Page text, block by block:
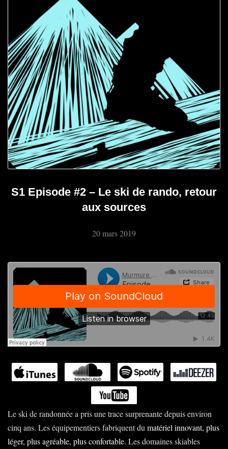
S1 Episode #2 – Le ski de rando, retour
aux sources
20 mars 2019
Le ski de randonnée a pris une trace surprenante depuis environ
cinq ans. Les équipementiers fabriquent dumatériel innovant, plus
léger, plus agréable, plus confortable. Les domaines skiables